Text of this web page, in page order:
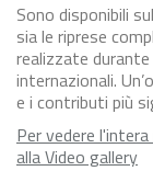
Sono disponibili
sia le riprese
realizzate
internazionali.
e i contributi più
Per vedere
alla Video gallery